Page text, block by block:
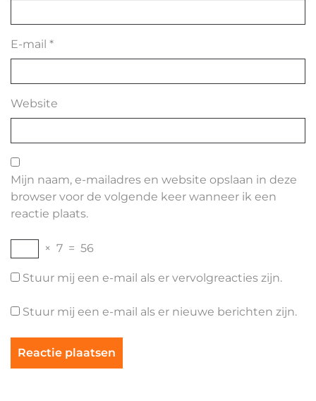
E-mail *
Website
Mijn naam, e-mailadres en website opslaan in deze
browser voor de volgende keer wanneer ik een
reactie plaats.
× 7 = 56
Stuur mij een e-mail als er vervolgreacties zijn.
Stuur mij een e-mail als er nieuwe berichten zijn.